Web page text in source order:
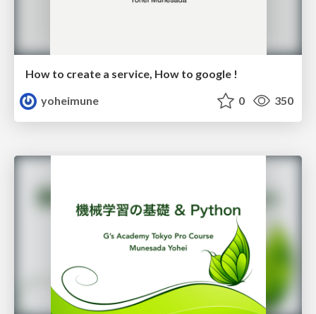
How to create a service, How to google !
yoheimune
0 350